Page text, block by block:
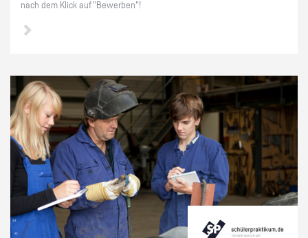
nach dem Klick auf "Be­wer­ben"!